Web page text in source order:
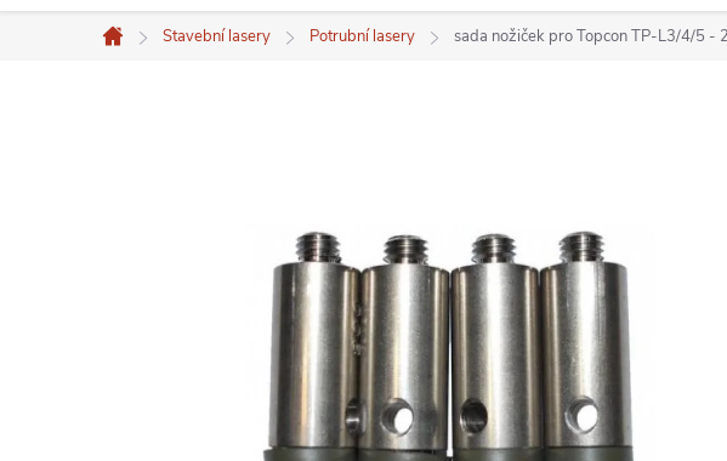
Domů
Stavební lasery Potrubní lasery sada nožiček pro Topcon TP-L3/4/5 -